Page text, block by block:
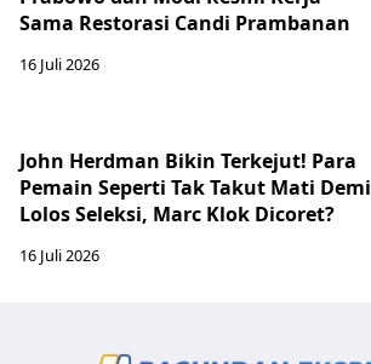
Sama Restorasi Candi Prambanan
16 Juli 2026
John Herdman Bikin Terkejut! Para
Pemain Seperti Tak Takut Mati Demi
Lolos Seleksi, Marc Klok Dicoret?
16 Juli 2026